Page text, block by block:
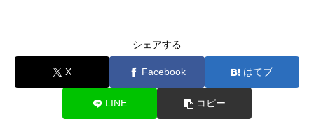
シェアする
X Facebook はてブ
LINE コピー